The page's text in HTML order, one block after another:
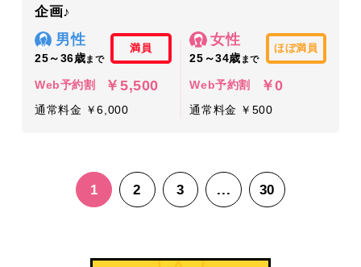
企画♪
男性
25～36歳まで
満員
Web予約割 ￥5,500
通常料金 ￥6,000
女性
25～34歳 まで
ほぼ満員
Web予約割 ￥0
通常料金 ￥500
1 2 3 ... 30